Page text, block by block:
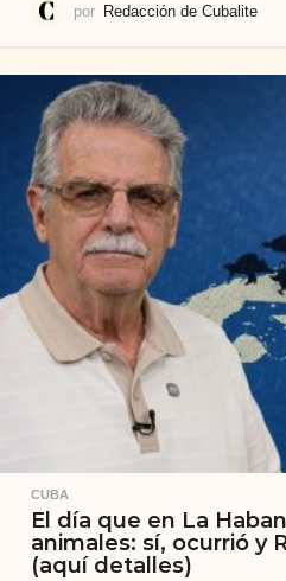
por Redacción de Cubalite
CUBA
El día que en La
animales: sí, ocurrió y
(aquí detalles)